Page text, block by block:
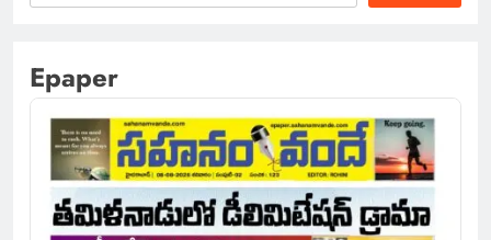
Epaper